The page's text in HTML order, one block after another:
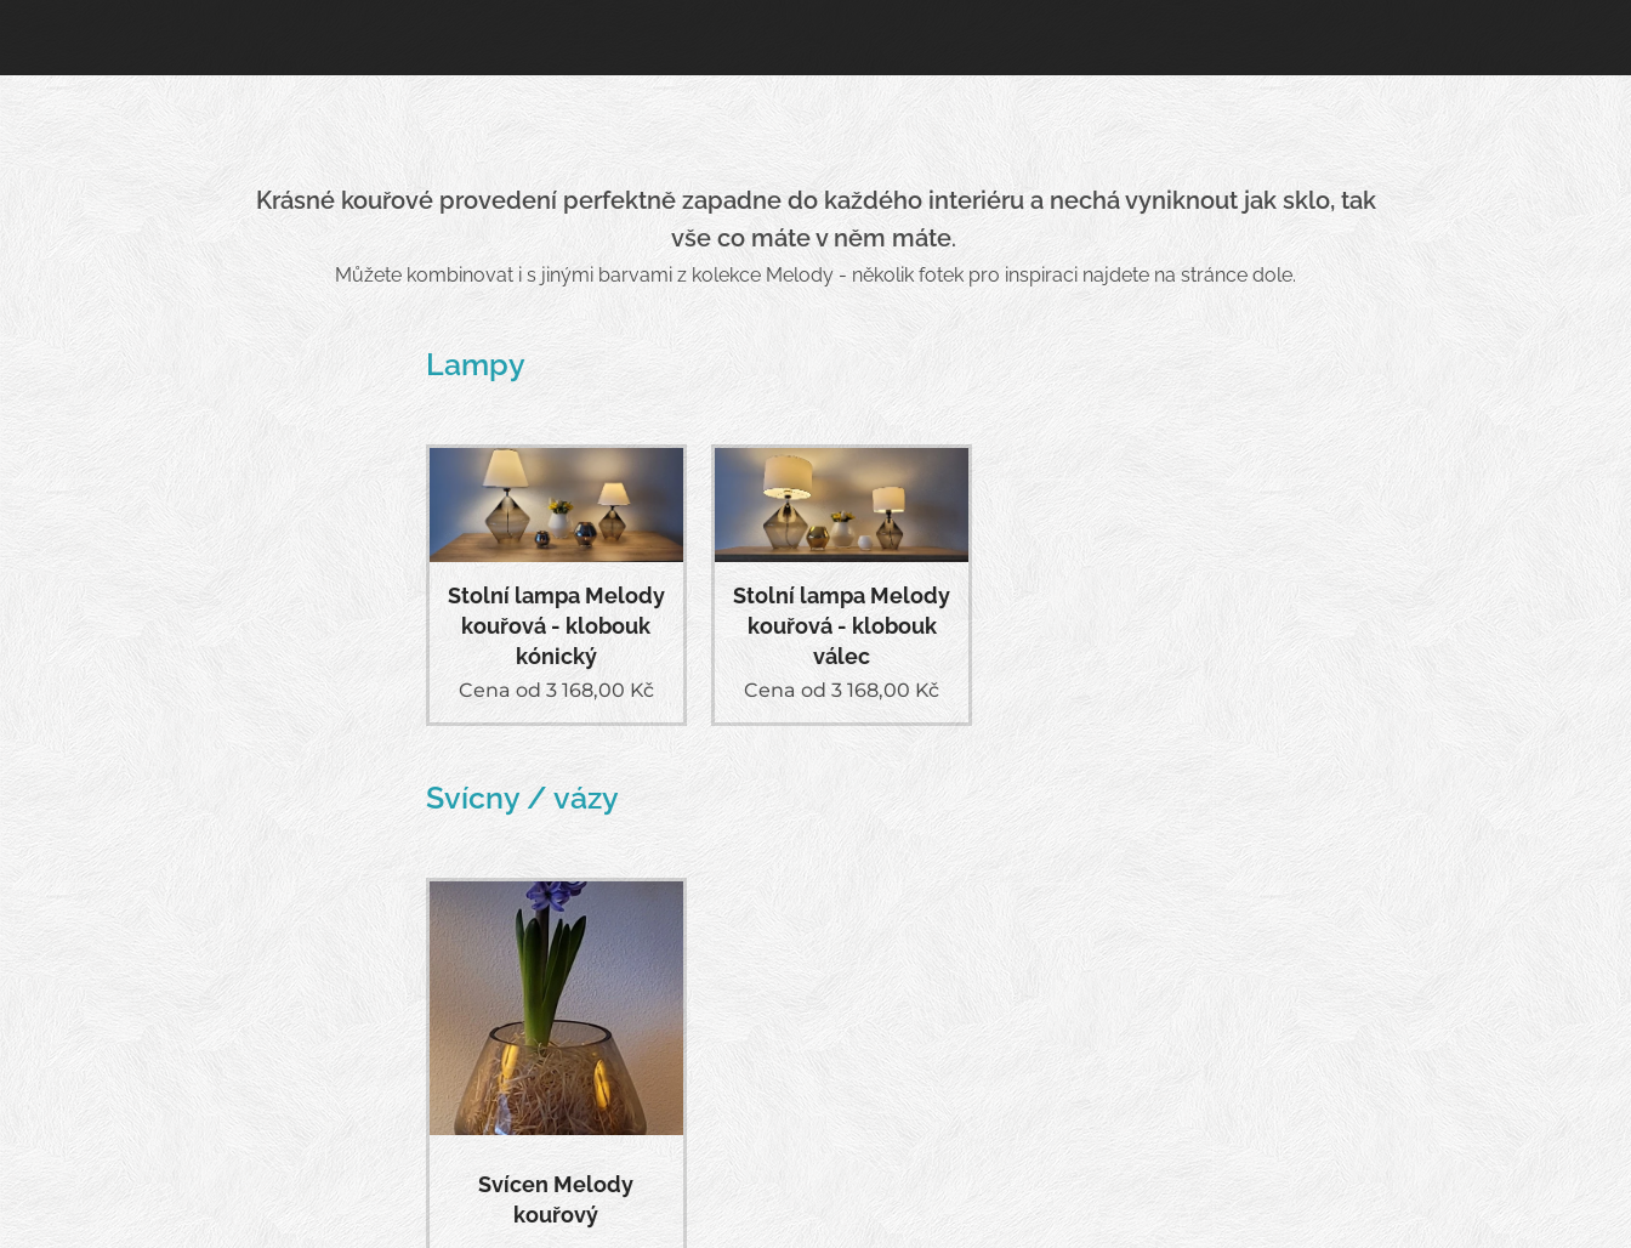
Krásné kouřové provedení perfektnězapadne do každého interiéru a nechá vyniknout jak sklo, tak
vše co máte v něm máte.
Můžete kombinovat i s jinými barvami z kolekce Melody - několik fotek pro inspiraci najdete na stránce dole.
Lampy
Stolní lampa Melody
kouřová - klobouk
kónický
Cena od 3 168,00 Kč
Stolní lampa Melody
kouřová - klobouk
válec
Cena od3 168,00 Kč
Svícny / vázy
Svícen Melody
kouřový